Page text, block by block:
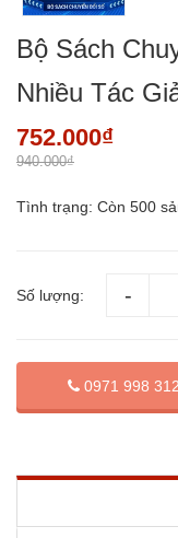
Bộ Sách
Nhiều Tác
752.000₫
940.000₫
Tình trạng: Còn 500
Số lượng:
0971 998 312